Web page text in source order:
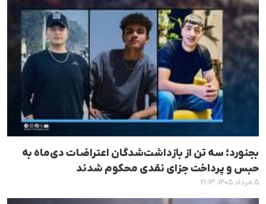
بجنورد؛ سه تن از بازداشت‌شدگان اعتراضات دی‌ماه به
حبس و پرداخت جزای نقدی محکوم شدند
۵ مرداد ۱۴۰۵، ۲۱:۱۳